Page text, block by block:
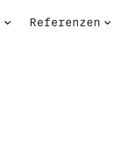
Referenzen